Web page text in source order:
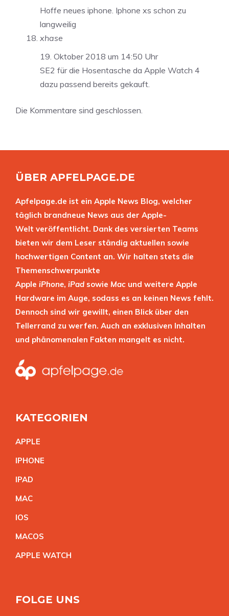
Hoffe neues iphone. Iphone xs schon zu
langweilig
xhase
19. Oktober 2018 um 14:50 Uhr
SE2 für die Hosentasche da Apple Watch 4
dazu passend bereits gekauft.
Die Kommentare sind geschlossen.
ÜBER APFELPAGE.DE
Apfelpage.de ist ein Apple News Blog, welcher
täglich brandneue News aus der Apple-
Welt veröffentlicht. Dank des versierten Teams
bieten wir dem Leser ständig aktuellen sowie
hochwertigen Content an. Wir halten stets die
Themenschwerpunkte
Apple iPhone, iPad sowie Mac und weitere Apple
Hardware im Auge, sodass es an keinen News fehlt.
Dennoch sind wir gewillt, einen Blick über den
Tellerrand zu werfen. Auch an exklusiven Inhalten
und phänomenalen Fakten mangelt es nicht.
KATEGORIEN
APPLE
IPHONE
IPAD
MAC
IOS
MACOS
APPLE WATCH
FOLGE UNS